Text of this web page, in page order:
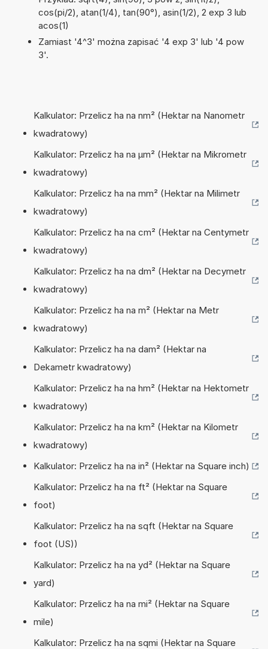
cos(pi/2), atan(1/4), tan(90°), asin(1/2), 2 exp 3 lub
acos(1)
Zamiast '4^3' można zapisać '4 exp 3' lub '4 pow
3'.
Kalkulator: Przelicz ha na nm² (Hektar na Nanometr
kwadratowy)
Kalkulator: Przelicz ha na µm² (Hektar na Mikrometr
kwadratowy)
Kalkulator: Przelicz ha na mm² (Hektar na Milimetr
kwadratowy)
Kalkulator: Przelicz ha na cm² (Hektar na Centymetr
kwadratowy)
Kalkulator: Przelicz ha na dm² (Hektar na Decymetr
kwadratowy)
Kalkulator: Przelicz ha na m² (Hektar na Metr
kwadratowy)
Kalkulator: Przelicz ha na dam² (Hektar na
Dekametr kwadratowy)
Kalkulator: Przelicz ha na hm² (Hektar na Hektometr
kwadratowy)
Kalkulator: Przelicz ha na km² (Hektar na Kilometr
kwadratowy)
Kalkulator: Przelicz ha na in² (Hektar na Square inch)
Kalkulator: Przelicz ha na ft² (Hektar na Square
foot)
Kalkulator: Przelicz ha na sqft (Hektar na Square
foot (US))
Kalkulator: Przelicz ha na yd² (Hektar na Square
yard)
Kalkulator: Przelicz ha na mi² (Hektar na Square
mile)
Kalkulator: Przelicz ha na sqmi (Hektar na Square